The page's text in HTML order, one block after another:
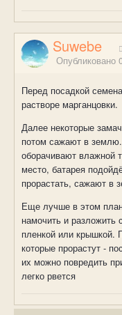
Suwebe
Опубликовано
Перед посадкой
растворе марганцовки.
Далее некоторые
потом сажают в
оборачивают влажной
место, батарея
прорастать, сажают в
Еще лучше в этом
намочить и разложить
пленкой или крышкой.
которые прорастут -
их можно повредить
легко рвется